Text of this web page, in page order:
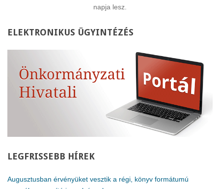
napja lesz.
ELEKTRONIKUS ÜGYINTÉZÉS
LEGFRISSEBB HÍREK
Augusztusban érvényüket vesztik a régi, könyv formátumú